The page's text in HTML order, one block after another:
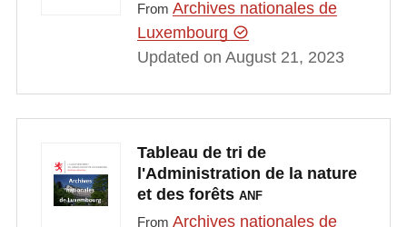
From Archives nationales de
Luxembourg
Updated on August 21, 2023
Tableau de tri de
l'Administration de la nature
et des forêts ANF
From Archives nationales de